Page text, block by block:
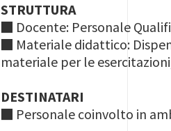
STRUTTURA
■ Docente: Personale
■ Materiale didattico:
materiale per le
DESTINATARI
■ Personale coinvolto in